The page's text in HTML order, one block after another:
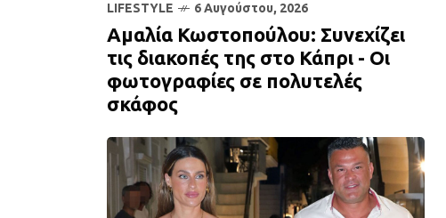
LIFESTYLE 6 Αυγούστου, 2026
Αμαλία Κωστοπούλου: Συνεχίζει
τις διακοπές της στο Κάπρι - Οι
φωτογραφίες σε πολυτελές
σκάφος